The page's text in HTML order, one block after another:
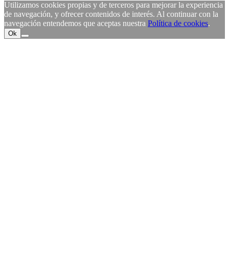
Utilizamos cookies propias y de terceros para mejorar la experiencia
de navegación, y ofrecer contenidos de interés. Al continuar con la
navegación entendemos que aceptas nuestra Política de cookies.
Ok